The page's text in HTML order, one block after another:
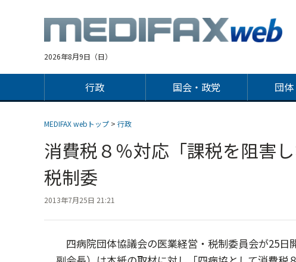
2026年8月9日（日）
行政 国会・政党 団
MEDIFAX webトップ > 行政
消費税８％対応「課税を阻
税制委
2013年7月25日 21:21
四病院団体協議会の医業経営・税制委員会が25